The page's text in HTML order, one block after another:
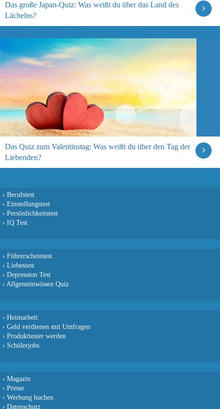
Das große Japan-Quiz: Was weißt du über das Land des
Lächelns?
Das Quiz zum Valentinstag: Was weißt du über den Tag der
Liebenden?
› Berufstest
› Einstellungstest
› Persönlichkeitstest
› IQ Test
› Führerscheintest
› Liebestest
› Depression Test
› Allgemeinwissen Quiz
› Heimarbeit
› Geld verdienen mit Umfragen
› Produkttester werden
› Schülerjobs
› Magazin
› Presse
› Werbung buchen
› Datenschutz